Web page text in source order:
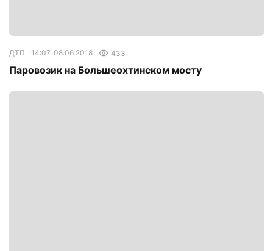
ДТП 14:07, 08.06.2018 433
Паровозик на Большеохтинском мосту